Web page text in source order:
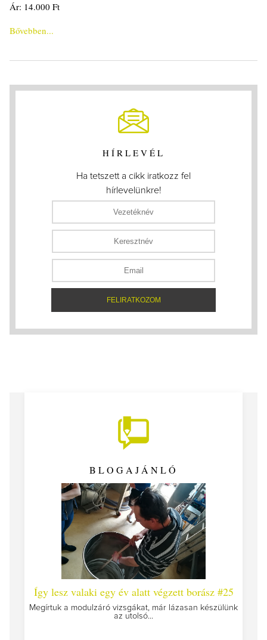
Ár: 14.000 Ft
Bővebben...
HÍRLEVÉL
Ha tetszett a cikk iratkozz fel
hírlevelünkre!
BLOGAJÁNLÓ
Így lesz valaki egy év alatt végzett borász #25
Megírtuk a modulzáró vizsgákat, már lázasan készülünk
az utolsó...